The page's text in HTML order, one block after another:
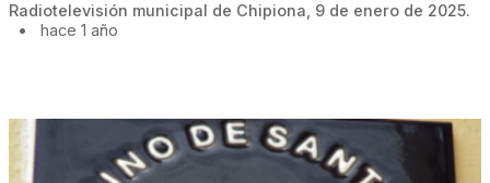
Radiotelevisión municipal de Chipiona, 9 de enero de 2025.
•
hace 1 año